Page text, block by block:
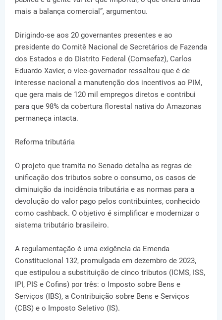
mais a balança comercial”, argumentou.
Dirigindo-se aos 20 governantes presentes e ao
presidente do Comitê Nacional de Secretários de Fazenda
dos Estados e do Distrito Federal (Comsefaz), Carlos
Eduardo Xavier, o vice-governador ressaltou que é de
interesse nacional a manutenção dos incentivos ao PIM,
que gera mais de 120 mil empregos diretos e contribui
para que 98% da cobertura florestal nativa do Amazonas
permaneça intacta.
Reforma tributária
O projeto que tramita no Senado detalha as regras de
unificação dos tributos sobre o consumo, os casos de
diminuição da incidência tributária e as normas para a
devolução do valor pago pelos contribuintes, conhecido
como cashback. O objetivo é simplificar e modernizar o
sistema tributário brasileiro.
A regulamentação é uma exigência da Emenda
Constitucional 132, promulgada em dezembro de 2023,
que estipulou a substituição de cinco tributos (ICMS, ISS,
IPI, PIS e Cofins) por três: o Imposto sobre Bens e
Serviços (IBS), a Contribuição sobre Bens e Serviços
(CBS) e o Imposto Seletivo (IS).